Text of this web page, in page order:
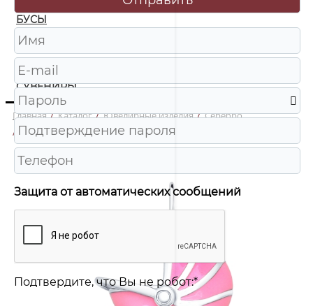
БУСЫ
ЧАСЫ
ШКАТУЛКИ
СУВЕНИРЫ
Главная / Каталог / Ювелирные изделия / Серебро
/
94031418 Подвеска Ag 925
Защита от автоматических сообщений
Подтвердите, что Вы не робот:*